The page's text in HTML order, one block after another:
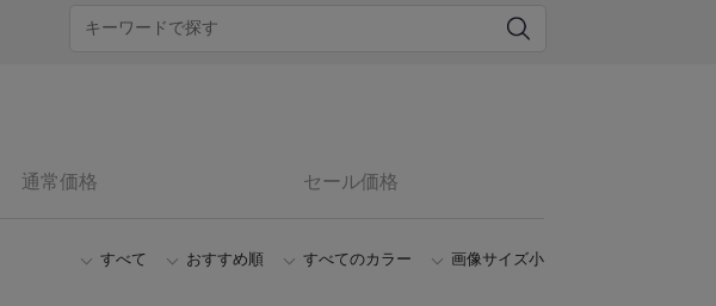
通常価格 セール価格
すべて おすすめ順 すべてのカラー 画像サイズ小